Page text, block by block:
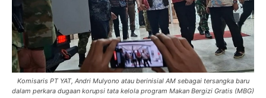
Komisaris PT YAT, Andri Mulyono atau berinisial AM sebagai tersangka baru
dalam perkara dugaan korupsi tata kelola program Makan Bergizi Gratis (MBG)